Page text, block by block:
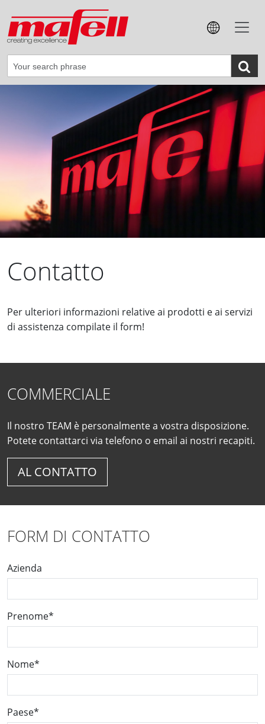
Contatto
Per ulteriori informazioni relative ai prodotti e ai servizi
di assistenza compilate il form!
COMMERCIALE
Il nostro TEAM è personalmente a vostra disposizione.
Potete contattarci via telefono o email ai nostri recapiti.
AL CONTATTO
FORM DI CONTATTO
Azienda
Prenome*
Nome*
Paese*